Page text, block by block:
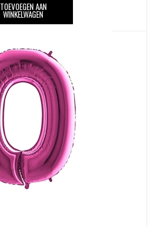
TOEVOEGEN AAN
WINKELWAGEN